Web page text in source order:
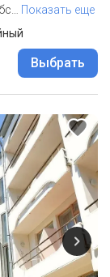
Показать еще
Выбрать